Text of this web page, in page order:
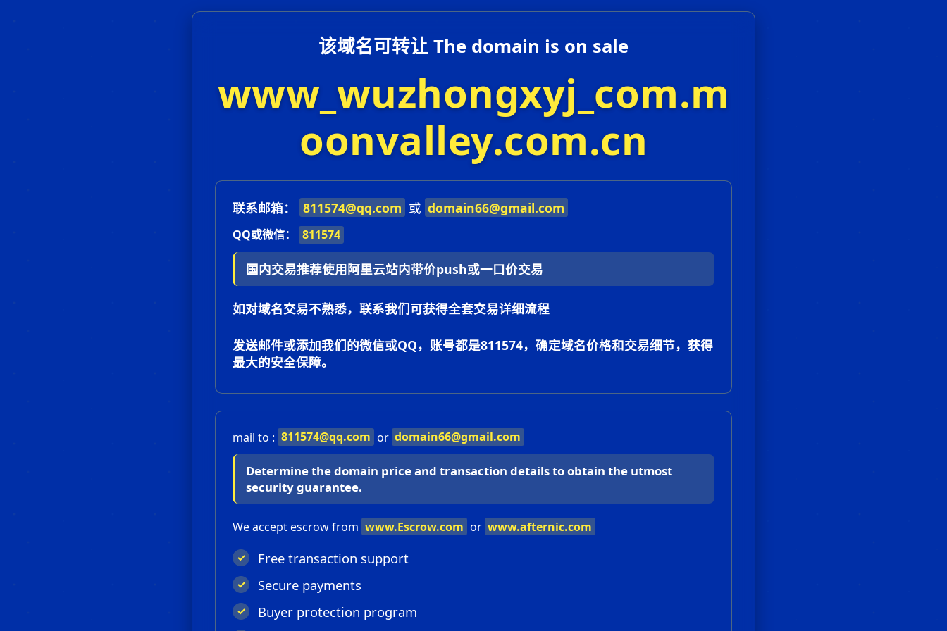
该域名可转让 The domain is on sale
www_wuzhongxyj_com.m
oonvalley.com.cn
联系邮箱： 811574@qq.com 或 domain66@gmail.com
QQ或微信： 811574
国内交易推荐使用阿里云站内带价push或一口价交易
如对域名交易不熟悉，联系我们可获得全套交易详细流程
发送邮件或添加我们的微信或QQ，账号都是811574，确定域名价格和交易细节，获得
最大的安全保障。
mail to : 811574@qq.com or domain66@gmail.com
Determine the domain price and transaction details to obtain the utmost
security guarantee.
We accept escrow from www.Escrow.com or www.afternic.com
Free transaction support
Secure payments
Buyer protection program